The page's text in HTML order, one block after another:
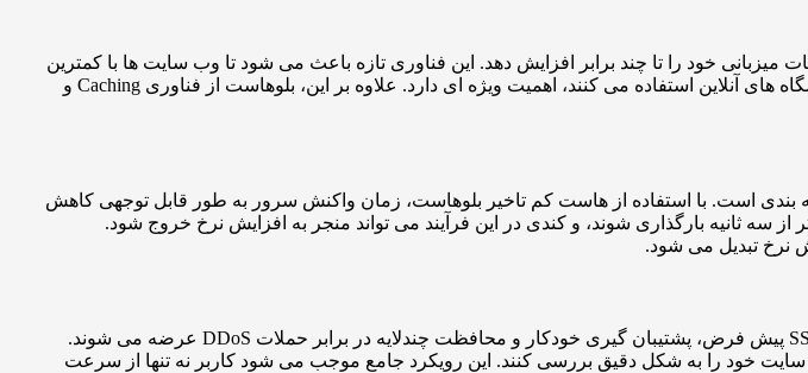
خود را تا چند برابر افزایش دهد. این فناوری تازه باعث می شود تا وب سایت ها با کمترین
میزان تأخیر به بازدیدکنندگان پاسخ دهند. این امر برای کسب وکارهایی که ترافیک بالایی دارند یا از فروشگاه های آنلاین استفاده می کنند، اهمیت ویژه ای دارد. علاوه بر این، بلوهاست از فناوری Caching و
است. با استفاده از هاست کم تاخیر بلوهاست، زمان واکنش سرور به طور قابل توجهی کاهش
سه ثانیه بارگذاری شوند، و کندی در این فرآیند می تواند منجر به افزایش نرخ خروج شود.
نرخ تبدیل می شود.
بلوهاست علاوه بر تمرکز بر سرعت، امنیت را نیز در اولویت قرار داده است. سرورهای این شرکت با SSL پیش فرض، پشتیبان گیری خودکار و محافظت چندلایه در برابر حملات DDoS عرضه می شوند.
سایت خود را به شکل دقیق بررسی کنند. این رویکرد جامع موجب می شود کاربر نه تنها از سرعت